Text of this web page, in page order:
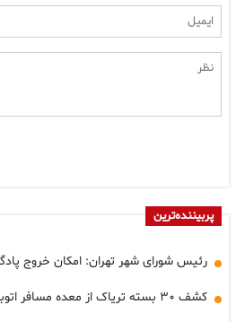
پربیننده‌ترین
رئیس شورای شهر تهران: امکان خروج
کشف ۳۰ بسته تریاک از معده مسافر اتوبوس در قائنات